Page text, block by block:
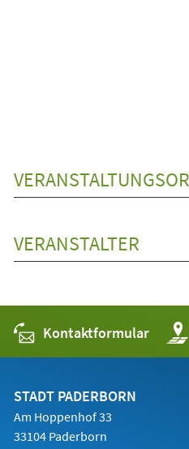
VERANSTALTER
Kontaktformular
in
STADT PADERBORN
Am Hoppenhof 33
33104 Paderborn